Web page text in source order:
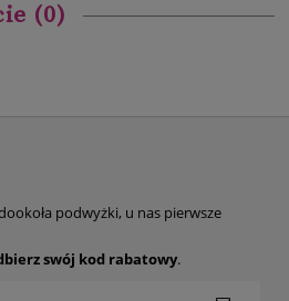
(0)
podwyżki, u nas pierwsze
swój kod rabatowy.